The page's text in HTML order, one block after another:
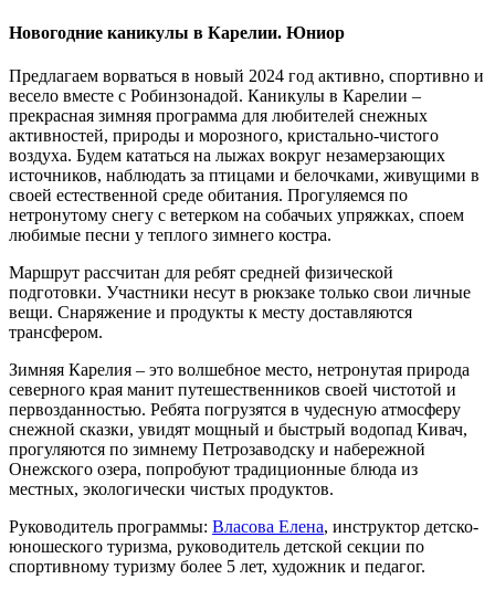
Новогодние каникулы в Карелии. Юниор
Предлагаем ворваться в новый 2024 год активно, спортивно и
весело вместе с Робинзонадой. Каникулы в Карелии –
прекрасная зимняя программа для любителей снежных
активностей, природы и морозного, кристально-чистого
воздуха. Будем кататься на лыжах вокруг незамерзающих
источников, наблюдать за птицами и белочками, живущими в
своей естественной среде обитания. Прогуляемся по
нетронутому снегу с ветерком на собачьих упряжках, споем
любимые песни у теплого зимнего костра.
Маршрут рассчитан для ребят средней физической
подготовки. Участники несут в рюкзаке только свои личные
вещи. Снаряжение и продукты к месту доставляются
трансфером.
Зимняя Карелия – это волшебное место, нетронутая природа
северного края манит путешественников своей чистотой и
первозданностью. Ребята погрузятся в чудесную атмосферу
снежной сказки, увидят мощный и быстрый водопад Кивач,
прогуляются по зимнему Петрозаводску и набережной
Онежского озера, попробуют традиционные блюда из
местных, экологически чистых продуктов.
Руководитель программы: Власова Елена, инструктор детско-
юношеского туризма, руководитель детской секции по
спортивному туризму более 5 лет, художник и педагог.